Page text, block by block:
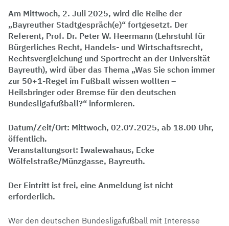
Am Mittwoch, 2. Juli 2025, wird die Reihe der
„Bayreuther Stadtgespräch(e)“ fortgesetzt. Der
Referent, Prof. Dr. Peter W. Heermann (Lehrstuhl für
Bürgerliches Recht, Handels- und Wirtschaftsrecht,
Rechtsvergleichung und Sportrecht an der Universität
Bayreuth), wird über das Thema „Was Sie schon immer
zur 50+1-Regel im Fußball wissen wollten –
Heilsbringer oder Bremse für den deutschen
Bundesligafußball?“ informieren.
Datum/Zeit/Ort: Mittwoch, 02.07.2025, ab 18.00 Uhr,
öffentlich.
Veranstaltungsort: Iwalewahaus, Ecke
Wölfelstraße/Münzgasse, Bayreuth.
Der Eintritt ist frei, eine Anmeldung ist nicht
erforderlich.
Wer den deutschen Bundesligafußball mit Interesse